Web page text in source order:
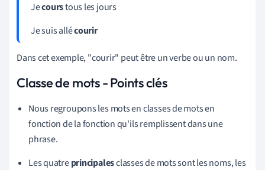
Jecourstous les jours
Je suis allécourir
Dans cet exemple, "courir" peut être un verbe ou un nom.
Classe de mots - Points clés
Nous regroupons les mots en classes de mots en
fonction de la fonction qu'ils remplissent dans une
phrase.
Les quatreprincipalesclasses de mots sont les noms, les